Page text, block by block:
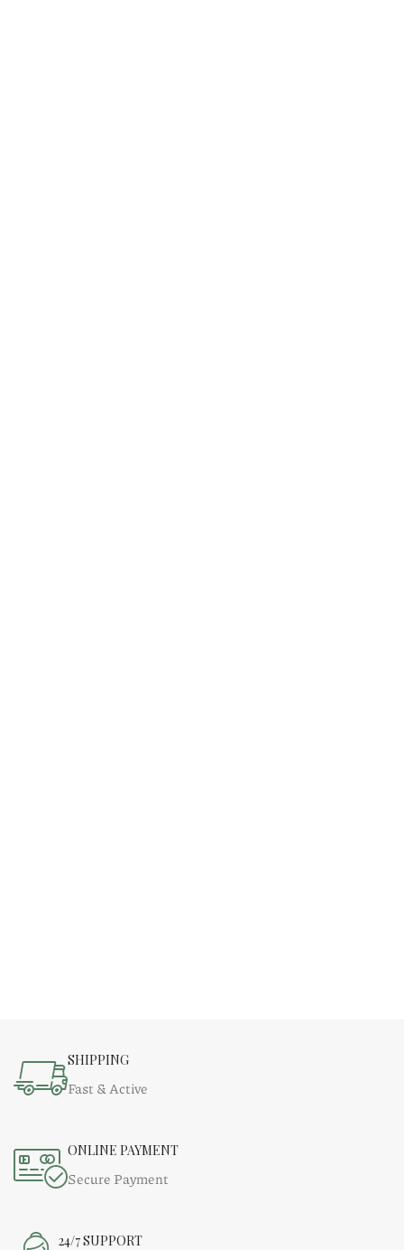
SHIPPING
Fast & Active
ONLINE PAYMENT
Secure Payment
24/7 SUPPORT